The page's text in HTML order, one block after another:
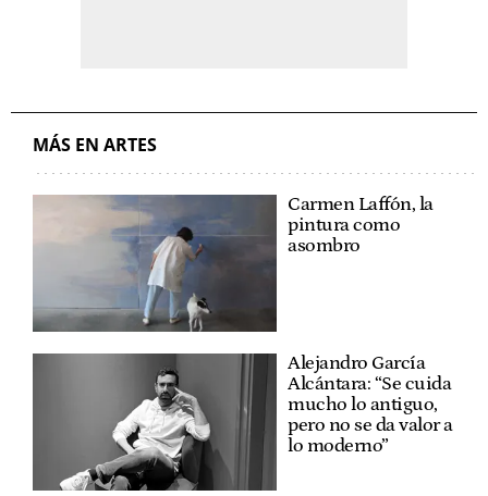
MÁS EN ARTES
Carmen Laffón, la
pintura como
asombro
Alejandro García
Alcántara: “Se cuida
mucho lo antiguo,
pero no se da valor a
lo moderno”